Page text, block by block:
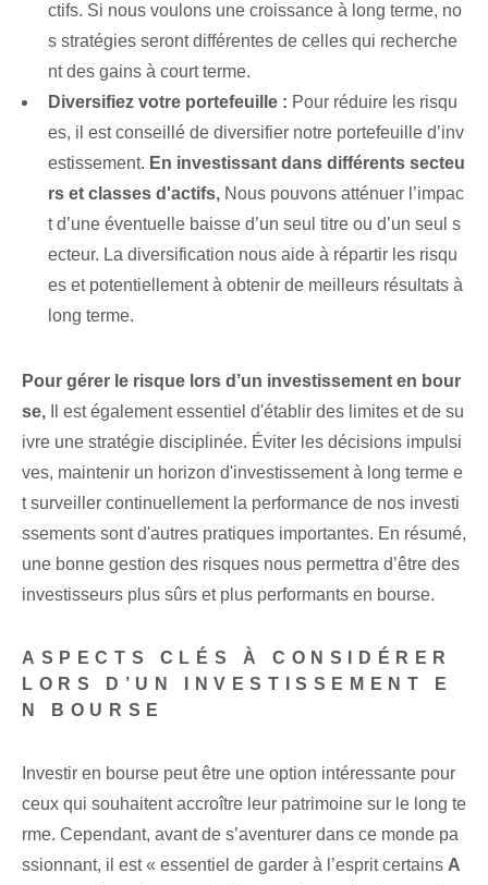
ctifs. Si nous voulons une croissance à long terme, no
s stratégies seront différentes de celles qui recherche
nt des gains à court terme.
Diversifiez votre portefeuille : Pour réduire les risqu
es, il est conseillé de diversifier notre⁢ portefeuille d’inv
estissement. En investissant dans différents secteu
rs et classes d'actifs, Nous pouvons atténuer l’impac
t d’une éventuelle baisse d’un seul titre ou d’un seul s
ecteur. La diversification nous aide à répartir les risqu
es et potentiellement à obtenir de meilleurs résultats à
long terme.
Pour gérer le risque lors d’un investissement en bour
se, Il est également essentiel d'établir des limites et de su
ivre une stratégie disciplinée. Éviter les décisions impulsi
ves, maintenir un horizon d'investissement à long terme e
t surveiller continuellement la performance de nos investi
ssements sont d'autres pratiques importantes. En résumé,
une bonne gestion des risques nous permettra d’être des
investisseurs plus sûrs et plus performants en bourse.
ASPECTS CLÉS À CONSIDÉRER
LORS D’UN INVESTISSEMENT E
N BOURSE
Investir en bourse peut être une option intéressante pour
ceux qui souhaitent accroître leur patrimoine sur le long te
rme. Cependant, avant de s’aventurer dans ce monde pa
ssionnant, il est « essentiel de garder à l’esprit​ certains A